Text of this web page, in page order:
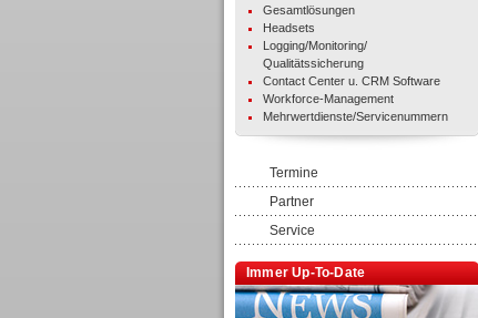
Gesamtlösungen
Headsets
Logging/Monitoring/
Qualitätssicherung
Contact Center u. CRM Software
Workforce-Management
Mehrwertdienste/Servicenummern
Termine
Partner
Service
Immer Up-To-Date